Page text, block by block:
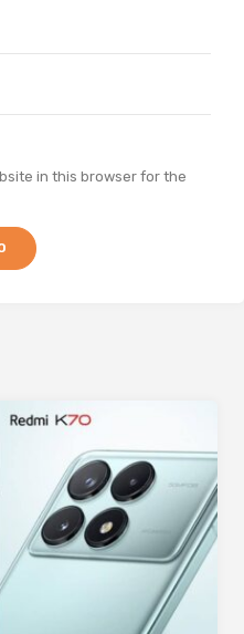
in this browser for the